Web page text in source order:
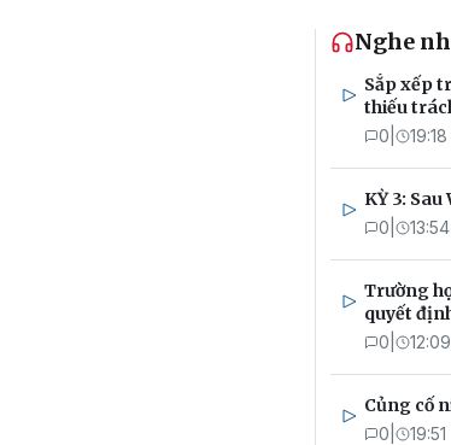
Nghe
Sắp xếp
thiếu
0 19:18
KỲ 3:
0 13:54
Trường
quyết
0 12:09
Củng cố
0 19:51